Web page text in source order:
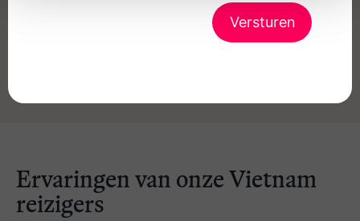
Ervaringen van onze Vietnam
reizigers